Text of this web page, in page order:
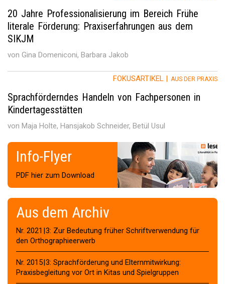
20 Jahre Professionalisierung im Bereich Frühe
literale Förderung: Praxiserfahrungen aus dem
SIKJM
von Gina Domeniconi, Barbara Jakob
FOKUSARTIKEL | AUS DER PRAXIS
Sprachförderndes Handeln von Fachpersonen in
Kindertagesstätten
von Maja Holte, Hansjakob Schneider, Betül Usul
Info-Flyer
PDF hier zum Download
Aus dem Archiv
Nr. 2021 | 3: Zur Bedeutung früher Schriftverwendung für
den Orthographieerwerb
Nr. 2015 | 3: Sprachförderung und Elternmitwirkung:
Praxisbegleitung vor Ort in Kitas und Spielgruppen